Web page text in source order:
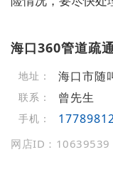
海口360管道疏
地址： 海口市随
联系： 曾先生
手机：
网店ID：10639539